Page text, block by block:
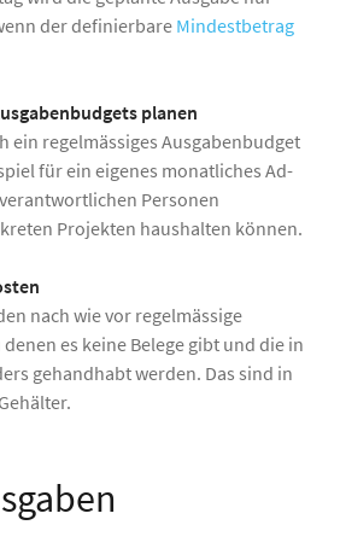
der definierbare Mindestbetrag
planen
ein regelmässiges Ausgabenbudget
für ein eigenes monatliches Ad-
Personen
Projekten haushalten können.
nach wie vor regelmässige
es keine Belege gibt und die in
gehandhabt werden. Das sind in